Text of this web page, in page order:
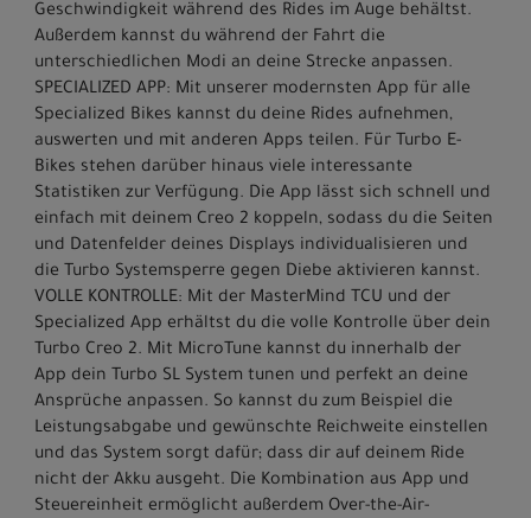
Geschwindigkeit während des Rides im Auge behältst.
Außerdem kannst du während der Fahrt die
unterschiedlichen Modi an deine Strecke anpassen.
SPECIALIZED APP: Mit unserer modernsten App für alle
Specialized Bikes kannst du deine Rides aufnehmen,
auswerten und mit anderen Apps teilen. Für Turbo E-
Bikes stehen darüber hinaus viele interessante
Statistiken zur Verfügung. Die App lässt sich schnell und
einfach mit deinem Creo 2 koppeln, sodass du die Seiten
und Datenfelder deines Displays individualisieren und
die Turbo Systemsperre gegen Diebe aktivieren kannst.
VOLLE KONTROLLE: Mit der MasterMind TCU und der
Specialized App erhältst du die volle Kontrolle über dein
Turbo Creo 2. Mit MicroTune kannst du innerhalb der
App dein Turbo SL System tunen und perfekt an deine
Ansprüche anpassen. So kannst du zum Beispiel die
Leistungsabgabe und gewünschte Reichweite einstellen
und das System sorgt dafür; dass dir auf deinem Ride
nicht der Akku ausgeht. Die Kombination aus App und
Steuereinheit ermöglicht außerdem Over-the-Air-